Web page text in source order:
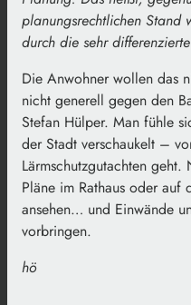
planungsrechtlichen Stand
durch die sehrdifferenzierte
Die Anwohner wollen das
nicht generell gegen den
Stefan Hülper. Man fühle
der Stadt verschaukelt –
Lärmschutzgutachten
Pläne im Rathaus oder auf
ansehen… und Einwände
vorbringen.
hö